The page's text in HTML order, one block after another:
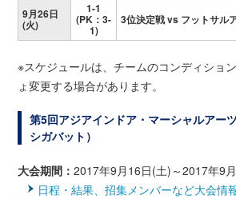
9月26日
(火)
1-1
(PK：3-
1)
3位決定戦vs フットサル
※スケジュールは、チームのコンディショ
ょ変更する場合があります。
第5回アジアインドア・マーシャルアー
シガバット）
大会期間：2017年9月16日(土)～2017年9
日程・結果、招集メンバーなど大会情